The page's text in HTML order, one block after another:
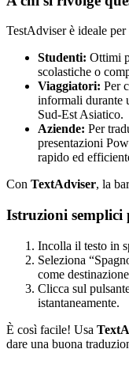
TestAdviser è ideale
Studenti: Ottimi
scolastiche o
Viaggiatori: Per
informali durante
Sud-Est Asiatico.
Aziende: Per
presentazioni
rapido ed
Con TextAdviser, la
Istruzioni semplici
Incolla il testo in
Seleziona
come
Clicca sul
istantaneamente.
È così facile! Usa
dare una buona